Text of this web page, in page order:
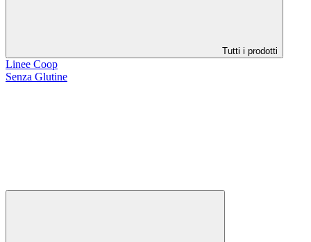
Tutti i prodotti
Linee Coop
Senza Glutine